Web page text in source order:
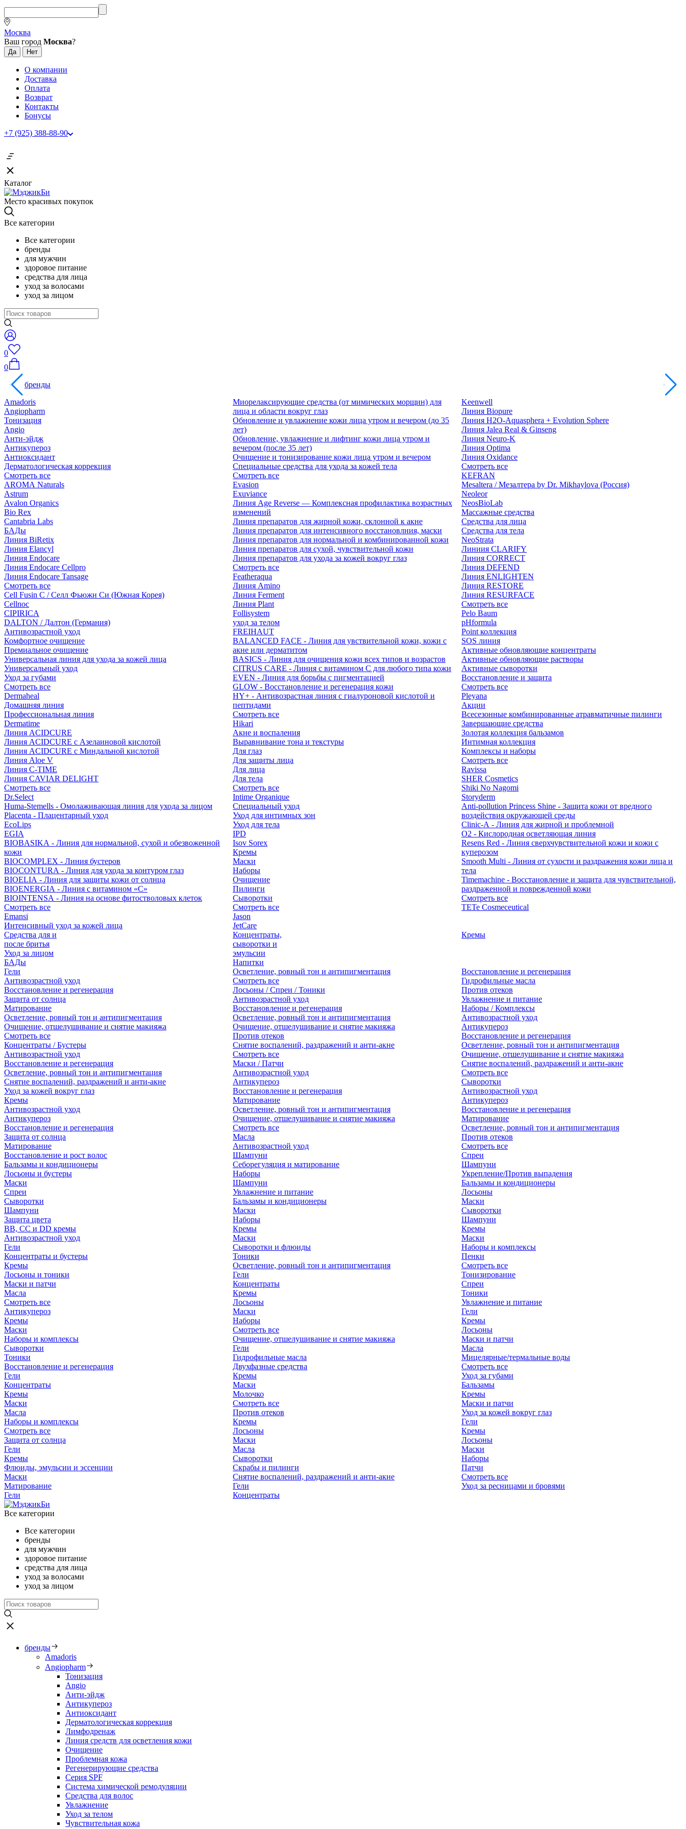
Москва
Ваш город Москва?
О компании
Доставка
Оплата
Возврат
Контакты
Бонусы
+7 (925) 388-88-90
Каталог
Место красивых покупок
Все категории
Все категории
бренды
для мужчин
здоровое питание
средства для лица
уход за волосами
уход за лицом
0
0
бренды
Amadoris
Angiopharm
Тонизация
Angio
Анти-эйдж
Антикупероз
Антиоксидант
Дерматологическая коррекция
Смотреть все
AROMA Naturals
Astrum
Avalon Organics
Bio Rex
Cantabria Labs
БАДы
Линия BiRetix
Линия Elancyl
Линия Endocare
Линия Endocare Cellpro
Линия Endocare Tansage
Смотреть все
Cell Fusin C / Селл Фьюжн Си (Южная Корея)
Cellnoc
CIPIRICA
DALTON / Далтон (Германия)
Антивозрастной уход
Комфортное очищение
Премиальное очищение
Универсальная линия для ухода за кожей лица
Универсальный уход
Уход за губами
Смотреть все
Dermaheal
Домашняя линия
Профессиональная линия
Dermatime
Линия ACIDCURE
Линия ACIDCURE с Азелаиновой кислотой
Линия ACIDCURE с Миндальной кислотой
Линия Aloe V
Линия C-TIME
Линия CAVIAR DELIGHT
Смотреть все
Dr.Select
Huma-Stemells - Омолаживающая линия для ухода за лицом
Placenta - Плацентарный уход
EcoLips
EGIA
BIOBASIKA - Линия для нормальной, сухой и обезвоженной
кожи
BIOCOMPLEX - Линия бустеров
BIOCONTURA - Линия для ухода за контуром глаз
BIOELIA - Линия для защиты кожи от солнца
BIOENERGIA - Линия с витамином «С»
BIOINTENSA - Линия на основе фитостволовых клеток
Смотреть все
Emansi
Интенсивный уход за кожей лица
Миорелаксирующие средства (от мимических морщин) для
лица и области вокруг глаз
Обновление и увлажнение кожи лица утром и вечером (до 35
лет)
Обновление, увлажнение и лифтинг кожи лица утром и
вечером (после 35 лет)
Очищение и тонизирование кожи лица утром и вечером
Специальные средства для ухода за кожей тела
Смотреть все
Evasion
Exuviance
Линия Age Reverse — Комплексная профилактика возрастных
изменений
Линия препаратов для жирной кожи, склонной к акне
Линия препаратов для интенсивного восстановлния, маски
Линия препаратов для нормальной и комбинированной кожи
Линия препаратов для сухой, чувствительной кожи
Линия препаратов для ухода за кожей вокруг глаз
Смотреть все
Featheraqua
Линия Amino
Линия Ferment
Линия Plant
Follisystem
уход за телом
FREIHAUT
BALANCED FACE - Линия для увствительной кожи, кожи с
акне или дерматитом
BASICS - Линия для очищения кожи всех типов и возрастов
CITRUS CARE - Линия с витамином С для любого типа кожи
EVEN - Линия для борьбы с пигментацией
GLOW - Восстановление и регенерация кожи
HY+ - Антивозрастная линия с гиалуроновой кислотой и
пептидами
Смотреть все
Hikari
Акне и воспаления
Выравнивание тона и текстуры
Для глаз
Для защиты лица
Для лица
Для тела
Смотреть все
Intime Organique
Специальный уход
Уход для интимных зон
Уход для тела
IPD
Isov Sorex
Кремы
Маски
Наборы
Очищение
Пилинги
Сыворотки
Смотреть все
Jason
JetCare
Keenwell
Линия Biopure
Линия H2O-Aquasphera + Evolution Sphere
Линия Jalea Real & Ginseng
Линия Neuro-K
Линия Optima
Линия Oxidance
Смотреть все
KEFRAN
Mesaltera / Мезалтера by Dr. Mikhaylova (Россия)
Neoleor
NeosBioLab
Массажные средства
Средства для лица
Средства для тела
NeoStrata
Линиия CLARIFY
Линия CORRECT
Линия DEFEND
Линия ENLIGHTEN
Линия RESTORE
Линия RESURFACE
Смотреть все
Pelo Baum
pHformula
Point коллекция
SOS линия
Активные обновляющие концентраты
Активные обновляющие растворы
Активные сыворотки
Восстановление и защита
Смотреть все
Pleyana
Акции
Всесезонные комбинированные атравматичные пилинги
Завершающие средства
Золотая коллекция бальзамов
Интимная коллекция
Комплексы и наборы
Смотреть все
Ravissa
SHER Cosmetics
Shiki No Nagomi
Storyderm
Anti-pollution Princess Shine - Защита кожи от вредного
воздействия окружающей среды
Clinic-A - Линия для жирной и проблемной
O2 - Кислородная осветляющая линия
Resens Red - Линия сверхчувствительной кожи и кожи с
куперозом
Smooth Multi - Линия от сухости и раздражения кожи лица и
тела
Timemachine - Восстановление и защита для чувствительной,
раздраженной и поврежденной кожи
Смотреть все
TETe Cosmeceutical
Средства для и
после бритья
Уход за лицом
Концентраты,
сыворотки и
эмульсии
Кремы
БАДы
Напитки
Гели
Антивозрастной уход
Восстановление и регенерация
Защита от солнца
Матирование
Осветление, ровный тон и антипигментация
Очищение, отшелушивание и снятие макияжа
Смотреть все
Концентраты / Бустеры
Антивозрастной уход
Восстановление и регенерация
Осветление, ровный тон и антипигментация
Снятие воспалений, раздражений и анти-акне
Уход за кожей вокруг глаз
Кремы
Антивозрастной уход
Антикупероз
Восстановление и регенерация
Защита от солнца
Матирование
Осветление, ровный тон и антипигментация
Смотреть все
Лосьоны / Спреи / Тоники
Антивозрастной уход
Восстановление и регенерация
Осветление, ровный тон и антипигментация
Очищение, отшелушивание и снятие макияжа
Против отеков
Снятие воспалений, раздражений и анти-акне
Смотреть все
Маски / Патчи
Антивозрастной уход
Антикупероз
Восстановление и регенерация
Матирование
Осветление, ровный тон и антипигментация
Очищение, отшелушивание и снятие макияжа
Смотреть все
Масла
Антивозрастной уход
Восстановление и регенерация
Гидрофильные масла
Против отеков
Увлажнение и питание
Наборы / Комплексы
Антивозрастной уход
Антикупероз
Восстановление и регенерация
Осветление, ровный тон и антипигментация
Очищение, отшелушивание и снятие макияжа
Снятие воспалений, раздражений и анти-акне
Смотреть все
Сыворотки
Антивозрастной уход
Антикупероз
Восстановление и регенерация
Матирование
Осветление, ровный тон и антипигментация
Против отеков
Смотреть все
Восстановление и рост волос
Бальзамы и кондиционеры
Лосьоны и бустеры
Маски
Спреи
Сыворотки
Шампуни
Защита цвета
Шампуни
Себорегуляция и матирование
Наборы
Шампуни
Увлажнение и питание
Бальзамы и кондиционеры
Маски
Наборы
Спреи
Шампуни
Укрепление/Против выпадения
Бальзамы и кондиционеры
Лосьоны
Маски
Сыворотки
Шампуни
BB, CC и DD кремы
Антивозрастной уход
Гели
Концентраты и бустеры
Кремы
Лосьоны и тоники
Маски и патчи
Масла
Смотреть все
Антикупероз
Кремы
Маски
Наборы и комплексы
Сыворотки
Тоники
Восстановление и регенерация
Гели
Концентраты
Кремы
Маски
Масла
Наборы и комплексы
Смотреть все
Защита от солнца
Гели
Кремы
Флюиды, эмульсии и эссенции
Маски
Матирование
Гели
Кремы
Маски
Сыворотки и флюиды
Тоники
Осветление, ровный тон и антипигментация
Гели
Концентраты
Кремы
Лосьоны
Маски
Наборы
Смотреть все
Очищение, отшелушивание и снятие макияжа
Гели
Гидрофильные масла
Двухфазные средства
Кремы
Маски
Молочко
Смотреть все
Против отеков
Кремы
Лосьоны
Маски
Масла
Сыворотки
Скрабы и пилинги
Снятие воспалений, раздражений и анти-акне
Гели
Концентраты
Кремы
Маски
Наборы и комплексы
Пенки
Смотреть все
Тонизирование
Спреи
Тоники
Увлажнение и питание
Гели
Кремы
Лосьоны
Маски и патчи
Масла
Мицелярные/термальные воды
Смотреть все
Уход за губами
Бальзамы
Кремы
Маски и патчи
Уход за кожей вокруг глаз
Гели
Кремы
Лосьоны
Маски
Наборы
Патчи
Смотреть все
Уход за ресницами и бровями
Все категории
Все категории
бренды
для мужчин
здоровое питание
средства для лица
уход за волосами
уход за лицом
бренды
Amadoris
Angiopharm
Тонизация
Angio
Анти-эйдж
Антикупероз
Антиоксидант
Дерматологическая коррекция
Лимфодренаж
Линия средств для осветления кожи
Очищение
Проблемная кожа
Регенерирующие средства
Серия SPF
Система химической ремодуляции
Средства для волос
Увлажнение
Уход за телом
Чувствительная кожа